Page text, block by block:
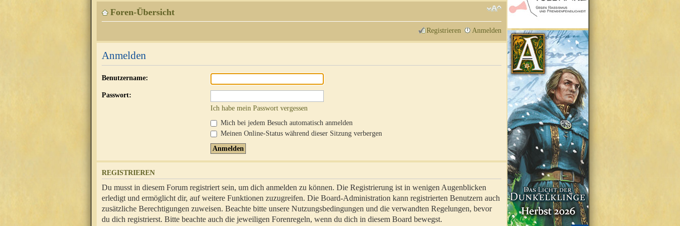
Foren-Übersicht
Registrieren Anmelden
Anmelden
Benutzername:
Passwort:
Ich habe mein Passwort vergessen
Mich bei jedem Besuch automatisch anmelden
Meinen Online-Status während dieser Sitzung verbergen
REGISTRIEREN
Du musst in diesem Forum registriert sein, um dich anmelden zu können. Die Registrierung ist in wenigen Augenblicken
erledigt und ermöglicht dir, auf weitere Funktionen zuzugreifen. Die Board-Administration kann registrierten Benutzern auch
zusätzliche Berechtigungen zuweisen. Beachte bitte unsere Nutzungsbedingungen und die verwandten Regelungen, bevor
du dich registrierst. Bitte beachte auch die jeweiligen Forenregeln, wenn du dich in diesem Board bewegst.